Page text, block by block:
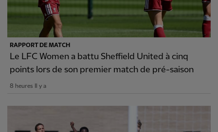
RAPPORT DE MATCH
Le LFC Women a battu Sheffield United à cinq
points lors de son premier match de pré-saison
8 heures Il y a